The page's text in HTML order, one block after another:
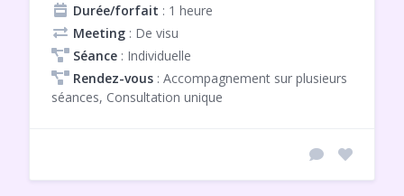
Durée/forfait : 1 heure
Meeting : De visu
Séance : Individuelle
Rendez-vous : Accompagnement sur plusieurs
séances, Consultation unique